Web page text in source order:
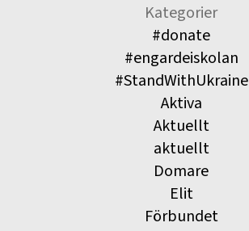
Kategorier
#donate
#engardeiskolan
#StandWithUkraine
Aktiva
Aktuellt
aktuellt
Domare
Elit
Förbundet